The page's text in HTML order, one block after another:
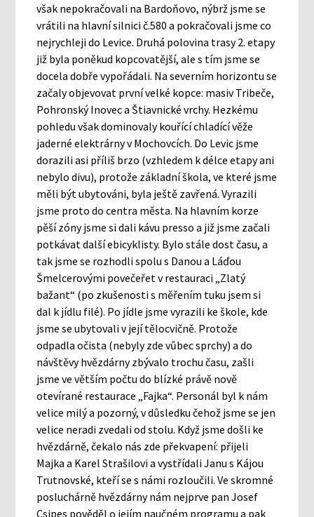
však nepokračovali na Bardoňovo, nýbrž jsme se
vrátili na hlavní silnici č.580 a pokračovali jsme co
nejrychleji do Levice. Druhá polovina trasy 2. etapy
již byla poněkud kopcovatější, ale s tím jsme se
docela dobře vypořádali. Na severním horizontu se
začaly objevovat první velké kopce: masiv Tribeče,
Pohronský Inovec a Štiavnické vrchy. Hezkému
pohledu však dominovaly kouřící chladící věže
jaderné elektrárny v Mochovcích. Do Levic jsme
dorazili asi příliš brzo (vzhledem k délce etapy ani
nebylo divu), protože základní škola, ve které jsme
měli být ubytováni, byla ještě zavřená. Vyrazili
jsme proto do centra města. Na hlavním korze
pěší zóny jsme si dali kávu presso a již jsme začali
potkávat další ebicyklisty. Bylo stále dost času, a
tak jsme se rozhodli spolu s Danou a Láďou
Šmelcerovými povečeřet v restauraci „Zlatý
bažant“ (po zkušenosti s měřením tuku jsem si
dal k jídlu filé). Po jídle jsme vyrazili ke škole, kde
jsme se ubytovali v její tělocvičně. Protože
odpadla očista (nebyly zde vůbec sprchy) a do
návštěvy hvězdárny zbývalo trochu času, zašli
jsme ve větším počtu do blízké právě nově
otevírané restaurace „Fajka“. Personál byl k nám
velice milý a pozorný, v důsledku čehož jsme se jen
velice neradi zvedali od stolu. Když jsme došli ke
hvězdárně, čekalo nás zde překvapení: přijeli
Majka a Karel Strašilovi a vystřídali Janu s Kájou
Trutnovské, kteří se s námi rozloučili. Ve skromné
posluchárně hvězdárny nám nejprve pan Josef
Csipes pověděl o jejím naučném programu a pak